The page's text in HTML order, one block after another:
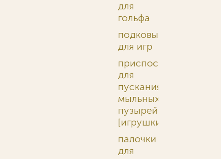
для
гольфа
подковы
для игр
приспособления
для
пускания
мыльных
пузырей
[игрушки]
палочки
для